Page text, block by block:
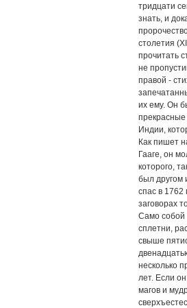
тридцати
знать, и
столетия
прочитать
не
правой -
их ему. Он
прекрасные
Индии,
Как пишет
Гааге, он
которого,
был другом
спас в 1762
заговорах
Само собой
сплетни,
свыше
несколько
лет. Если
магов и